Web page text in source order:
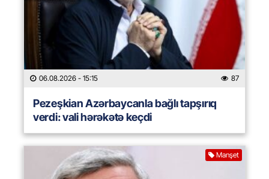
06.08.2026 - 15:15 87
Pezeşkian Azərbaycanla bağlı tapşırıq
verdi: vali hərəkətə keçdi
Manşet